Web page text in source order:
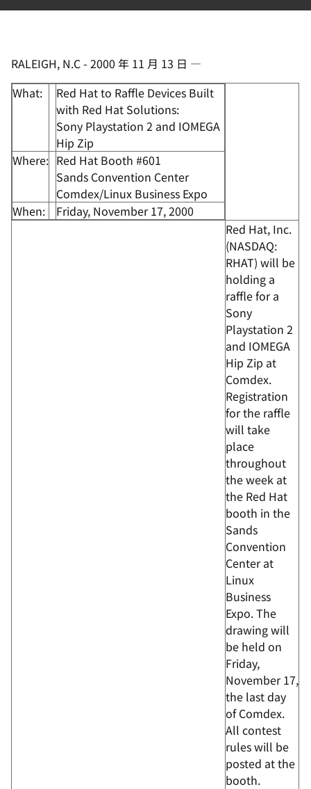
RALEIGH, N.C- 2000 年 11 月 13 日 —
What:
Red Hat to Raffle Devices Built
with Red Hat Solutions:
Sony Playstation 2 and IOMEGA
Hip Zip
Where: Red Hat Booth #601
Sands Convention Center
Comdex/Linux Business Expo
When:
Friday, November 17, 2000
Red Hat, Inc.
(NASDAQ:
RHAT) will be
holding a
raffle for a
Sony
Playstation 2
and IOMEGA
Hip Zip at
Comdex.
Registration
for the raffle
will take
place
throughout
the week at
the Red Hat
booth in the
Sands
Convention
Center at
Linux
Business
Expo. The
drawing will
be held on
Friday,
November 17,
the last day
of Comdex.
All contest
rules will be
posted at the
booth.